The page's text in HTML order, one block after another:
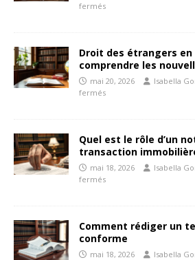
fermés
Droit des étrangers en
comprendre les
mai 20, 2026 Isabella
fermés
Quel est le rôle d’un
transaction
mai 18, 2026 Isabella
fermés
Comment rédiger un
conforme
mai 18, 2026 Isabella